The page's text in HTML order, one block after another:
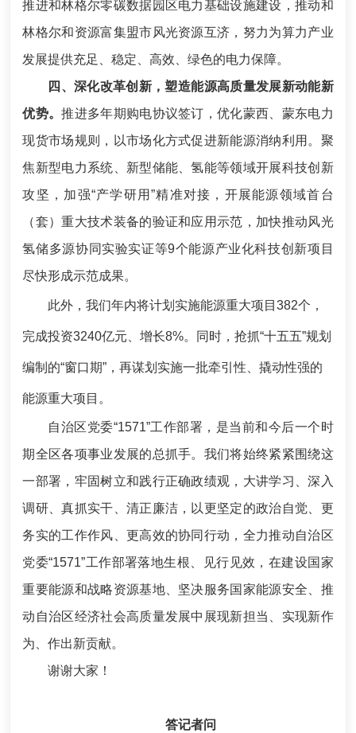
推进和林格尔零碳数据园区电力基础设施建设，推动和
林格尔和资源富集盟市风光资源互济，努力为算力产业
发展提供充足、稳定、高效、绿色的电力保障。
四、深化改革创新，塑造能源高质量发展新动能新
优势。推进多年期购电协议签订，优化蒙西、蒙东电力
现货市场规则，以市场化方式促进新能源消纳利用。聚
焦新型电力系统、新型储能、氢能等领域开展科技创新
攻坚，加强“产学研用”精准对接，开展能源领域首台
（套）重大技术装备的验证和应用示范，加快推动风光
氢储多源协同实验实证等9个能源产业化科技创新项目
尽快形成示范成果。
此外，我们年内将计划实施能源重大项目382个，
完成投资3240亿元、增长8%。同时，抢抓“十五五”规划
编制的“窗口期”，再谋划实施一批牵引性、撬动性强的
能源重大项目。
自治区党委“1571”工作部署，是当前和今后一个时
期全区各项事业发展的总抓手。我们将始终紧紧围绕这
一部署，牢固树立和践行正确政绩观，大讲学习、深入
调研、真抓实干、清正廉洁，以更坚定的政治自觉、更
务实的工作作风、更高效的协同行动，全力推动自治区
党委“1571”工作部署落地生根、见行见效，在建设国家
重要能源和战略资源基地、坚决服务国家能源安全、推
动自治区经济社会高质量发展中展现新担当、实现新作
为、作出新贡献。
谢谢大家！
答记者问